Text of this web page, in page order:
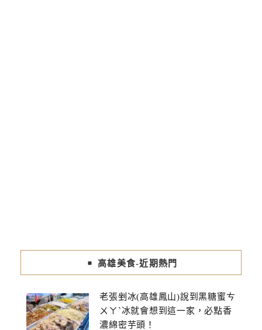
高雄美食-近期熱門
老張剉冰(高雄鳳山)說到黑糖蜜ㄘ
ㄨㄚˋ冰就會想到這一家，必點香
濃綿密芋頭！